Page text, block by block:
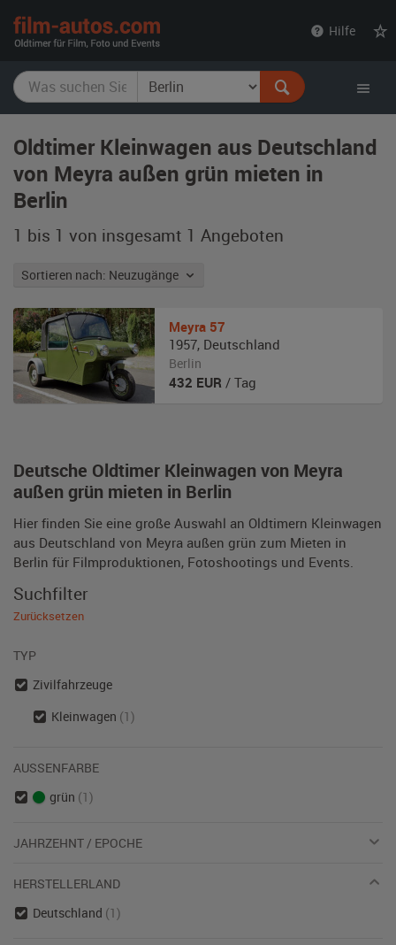
Hilfe
Oldtimer Kleinwagen aus Deutschland
von Meyra außen grün mieten in
Berlin
1 bis 1 von insgesamt 1 Angeboten
Sortieren nach: Neuzugänge
Deutsche Oldtimer Kleinwagen von Meyra
außen grün mieten in Berlin
Hier finden Sie eine große Auswahl an Oldtimern Kleinwagen
aus Deutschland von Meyra außen grün zum Mieten in
Berlin für Filmproduktionen, Fotoshootings und Events.
Meyra 57
1957, Deutschland
Berlin
432 EUR / Tag
Suchfilter
Zurücksetzen
TYP
Zivilfahrzeuge
Kleinwagen (1)
AUSSENFARBE
grün (1)
JAHRZEHNT / EPOCHE
HERSTELLERLAND
Deutschland (1)